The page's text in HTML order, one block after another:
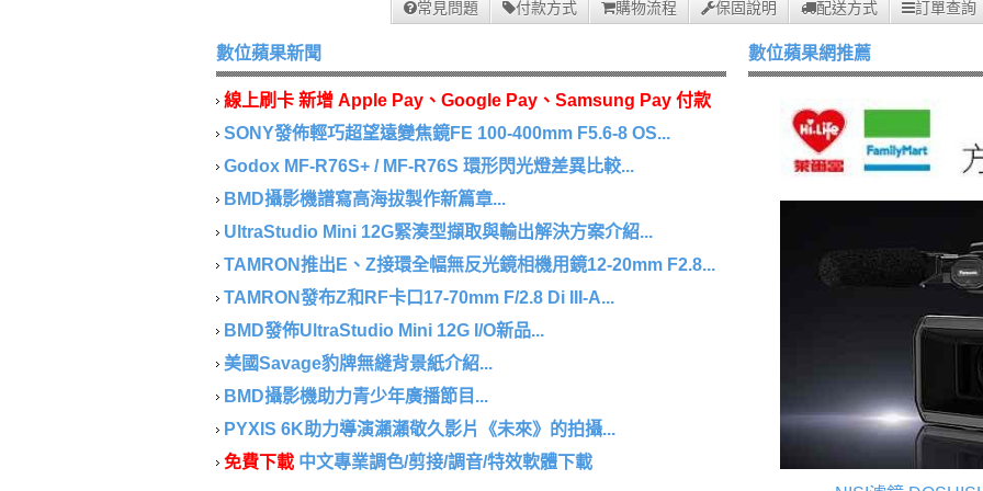
常見問題 付款方式 購物流程 保固說明 配送方式 訂單查詢
數位蘋果新聞
線上刷卡 新增 Apple Pay、Google Pay、Samsung Pay 付款
SONY發佈輕巧超望遠變焦鏡FE 100-400mm F5.6-8 OS...
Godox MF-R76S+ / MF-R76S 環形閃光燈差異比較...
BMD攝影機譜寫高海拔製作新篇章...
UltraStudio Mini 12G緊湊型擷取與輸出解決方案介紹...
TAMRON推出E、Z接環全幅無反光鏡相機用鏡12-20mm F2.8...
TAMRON發布Z和RF卡口17-70mm F/2.8 Di III-A...
BMD發佈UltraStudio Mini 12G I/O新品...
美國Savage豹牌無縫背景紙介紹...
BMD攝影機助力青少年廣播節目...
PYXIS 6K助力導演瀨瀨敬久影片《未來》的拍攝...
免費下載 中文專業調色/剪接/調音/特效軟體下載
數位蘋果網推薦